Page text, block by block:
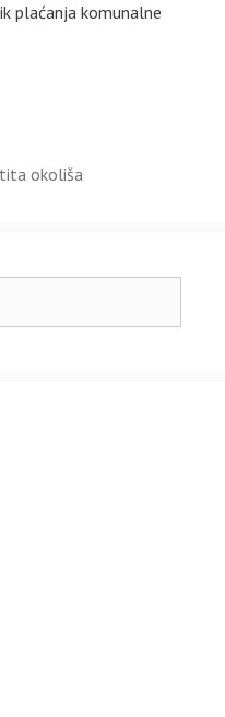
plaćanja komunalne
okoliša